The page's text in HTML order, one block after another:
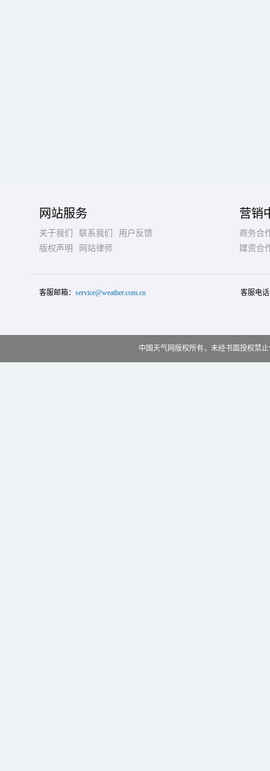
网站服务
关于我们 联系我们
用户反馈
版权声明
网站律师
营销
商务合
媒资合
客服邮箱： service@weather.com.cn 客服电
中国天气网版权所有，未经书面授权